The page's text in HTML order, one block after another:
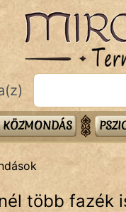
KÖZMONDÁS
több fazék